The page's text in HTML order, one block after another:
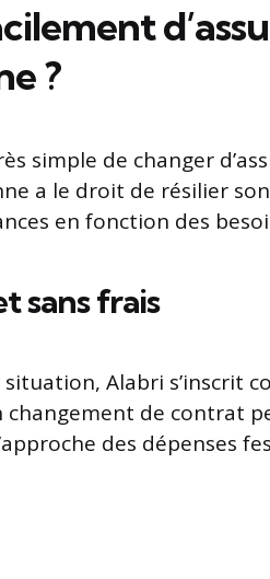
?
simple de changer
a le droit de résilier
en fonction des
sans frais
Alabri s’inscrit
changement de contrat
des dépenses